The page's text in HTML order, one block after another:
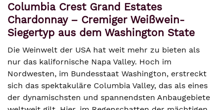
Columbia Crest Grand Estates
Chardonnay – Cremiger Weißwein-
Siegertyp aus dem Washington State
Die Weinwelt der USA hat weit mehr zu bieten als
nur das kalifornische Napa Valley. Hoch im
Nordwesten, im Bundesstaat Washington, erstreckt
sich das spektakuläre Columbia Valley, das als eines
der dynamischsten und spannendsten Anbaugebiete